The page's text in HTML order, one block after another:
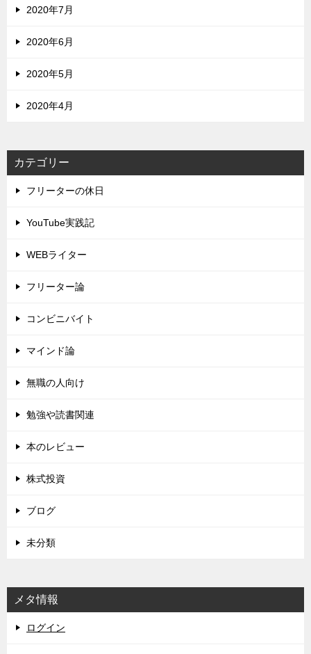
2020年7月
2020年6月
2020年5月
2020年4月
カテゴリー
フリーターの休日
YouTube実践記
WEBライター
フリーター論
コンビニバイト
マインド論
無職の人向け
勉強や読書関連
本のレビュー
株式投資
ブログ
未分類
メタ情報
ログイン